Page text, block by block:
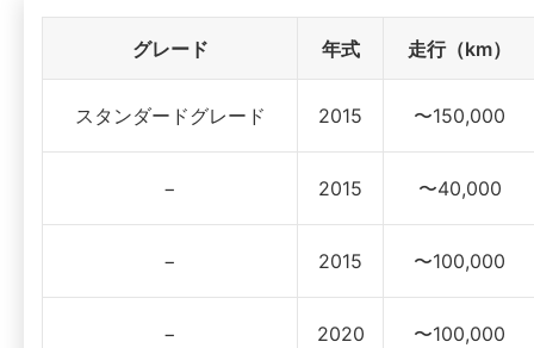
グレード 年式 走行（km）
スタンダードグレード 2015 〜150,000
− 2015 〜40,000
− 2015 〜100,000
− 2020 〜100,000